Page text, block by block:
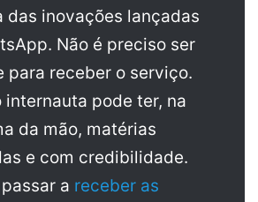
das inovações lançadas
Não é preciso ser
para receber o serviço.
internauta pode ter, na
da mão, matérias
e com credibilidade.
a receber as